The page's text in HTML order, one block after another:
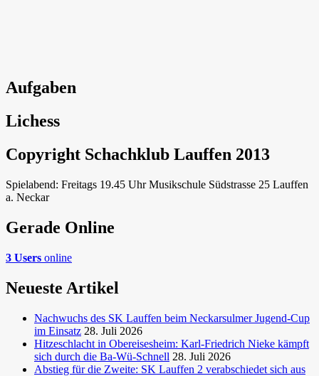
Aufgaben
Lichess
Copyright Schachklub Lauffen 2013
Spielabend: Freitags 19.45 Uhr Musikschule Südstrasse 25 Lauffen
a. Neckar
Gerade Online
3 Users online
Neueste Artikel
Nachwuchs des SK Lauffen beim Neckarsulmer Jugend-Cup
im Einsatz 28. Juli 2026
Hitzeschlacht in Obereisesheim: Karl-Friedrich Nieke kämpft
sich durch die Ba-Wü-Schnell 28. Juli 2026
Abstieg für die Zweite: SK Lauffen 2 verabschiedet sich aus